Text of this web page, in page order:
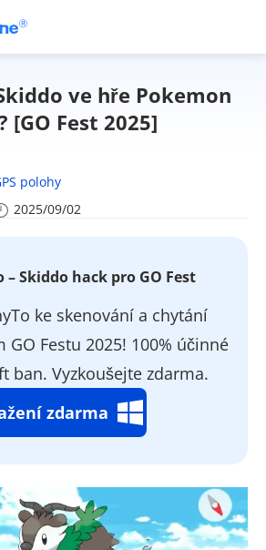
ve hře Pokemon
[GO Fest 2025]
polohy
2025/09/02
– Skiddo hack pro GO Fest
ke skenování a chytání
GO Festu 2025! 100% účinné
ban. Vyzkoušejte zdarma.
zdarma